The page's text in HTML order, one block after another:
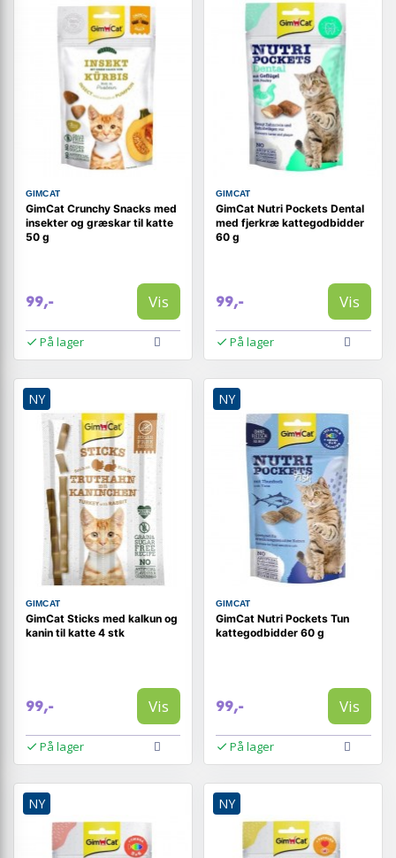
GIMCAT
GimCat Crunchy Snacks med
insekter og græskar til katte
50 g
99,- Vis
På lager
GIMCAT
GimCat Nutri Pockets Dental
med fjerkræ kattegodbidder
60 g
99,- Vis
På lager
NY
GIMCAT
GimCat Sticks med kalkun og
kanin til katte 4 stk
99,- Vis
På lager
NY
GIMCAT
GimCat Nutri Pockets Tun
kattegodbidder 60 g
99,- Vis
På lager
NY NY